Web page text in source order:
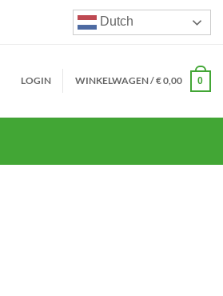
Dutch
LOGIN WINKELWAGEN /€0,00 0